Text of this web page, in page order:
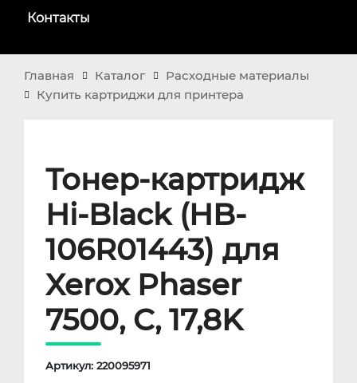
Контакты
Главная Каталог
Расходные материалы
Купить картриджи для принтера
Тонер-картридж
Hi-Black (HB-
106R01443) для
Xerox Phaser
7500, C, 17,8K
Артикул: 220095971